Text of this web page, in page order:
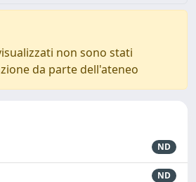
non sono stati
da parte dell'ateneo
ND
ND